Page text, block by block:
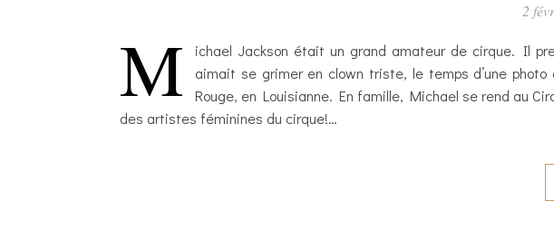
2
M
ichael Jackson était un grand amateur de cirque. Il
aimait se grimer en clown triste, le temps d’une
Rouge, en Louisianne. En famille, Michael se rend au
des artistes féminines du cirque!…